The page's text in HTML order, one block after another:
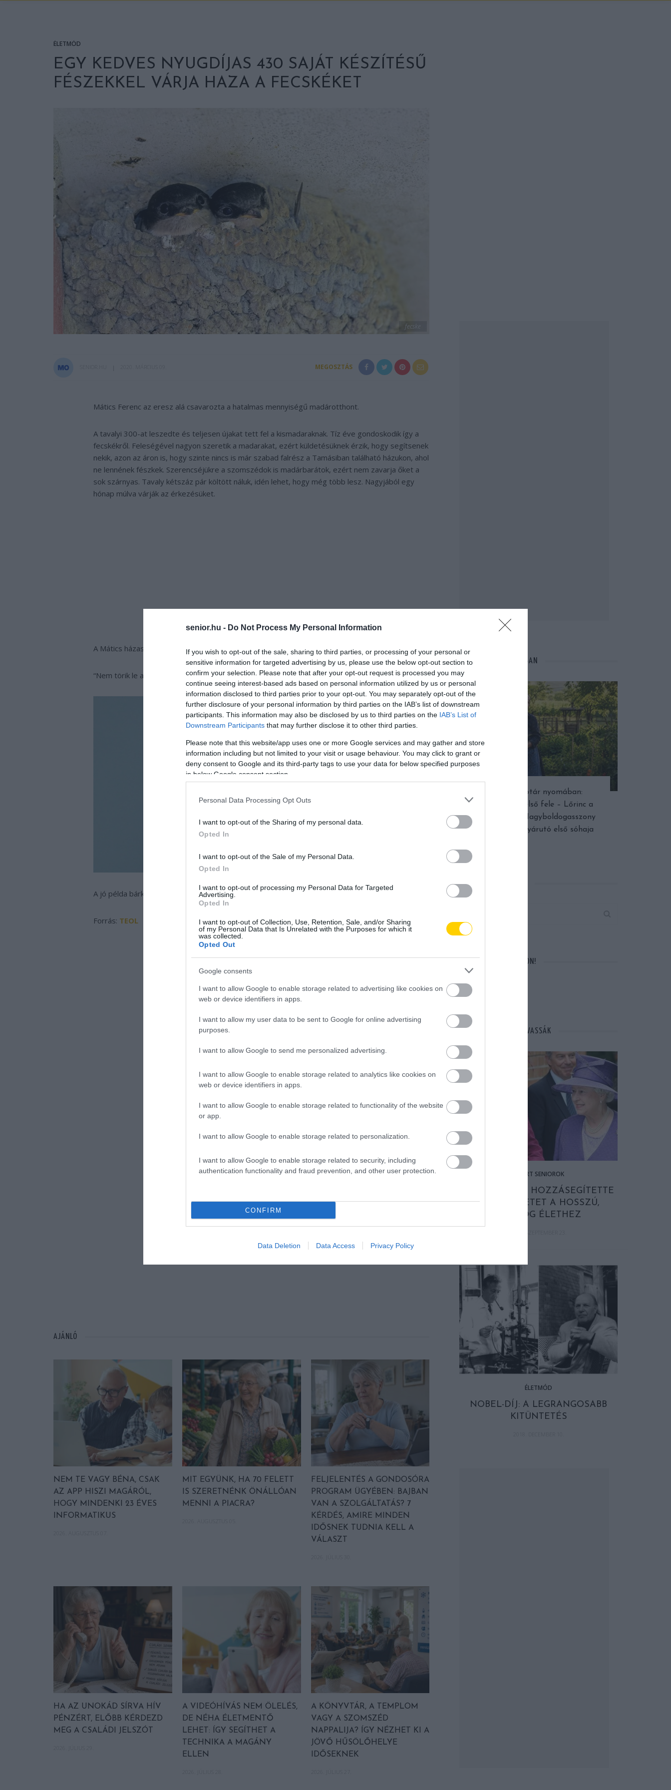
senior.hu - Do Not Process My Personal Information
If you wish to opt-out of the sale, sharing to third parties, or processing of your personal or
sensitive information for targeted advertising by us, please use the below opt-out section to
confirm your selection. Please note that after your opt-out request is processed you may
continue seeing interest-based ads based on personal information utilized by us or personal
information disclosed to third parties prior to your opt-out. You may separately opt-out of the
further disclosure of your personal information by third parties on the IAB’s list of downstream
participants. This information may also be disclosed by us to third parties on the IAB’s List of
Downstream Participants that may further disclose it to other third parties.
Please note that this website/app uses one or more Google services and may gather and store
information including but not limited to your visit or usage behaviour. You may click to grant or
deny consent to Google and its third-party tags to use your data for below specified purposes
in below Google consent section.
Personal Data Processing Opt Outs
I want to opt-out of the Sharing of my personal data.
Opted In
I want to opt-out of the Sale of my Personal Data.
Opted In
I want to opt-out of processing my Personal Data for Targeted
Advertising.
Opted In
I want to opt-out of Collection, Use, Retention, Sale, and/or Sharing
of my Personal Data that Is Unrelated with the Purposes for which it
was collected.
Opted Out
Google consents
I want to allow Google to enable storage related to advertising like cookies on
web or device identifiers in apps.
I want to allow my user data to be sent to Google for online advertising
purposes.
I want to allow Google to send me personalized advertising.
I want to allow Google to enable storage related to analytics like cookies on
web or device identifiers in apps.
I want to allow Google to enable storage related to functionality of the website
or app.
I want to allow Google to enable storage related to personalization.
I want to allow Google to enable storage related to security, including
authentication functionality and fraud prevention, and other user protection.
CONFIRM
Data Deletion Data Access Privacy Policy
ÉLETMÓD
EGY KEDVES NYUGDÍJAS 430 SAJÁT KÉSZÍTÉSŰ
FÉSZEKKEL VÁRJA HAZA A FECSKÉKET
fecske
MEGOSZTÁS
Mátics Ferenc az eresz alá csavarozta a hatalmas mennyiségű madárotthont.
A tavalyi 300-at leszedte és teljesen újakat tett fel a kismadaraknak. Tíz éve gondoskodik így a
fecskékről. Feleségével nagyon szeretik a madarakat, ezért küldetésüknek érzik, hogy segítsenek
nekik, azon az áron is, hogy szinte nincs is már szabad falrész a Tamásiban található házukon, ahol
ne lennének fészkek. Szerencséjükre a szomszédok is madárbarátok, ezért nem zavarja őket a
sok szárnyas. Tavaly kétszáz pár költött náluk, idén lehet, hogy még több lesz. Nagyjából egy
hónap múlva várják az érkezésüket.
A Mátics házaspárnak biztos, hogy nem kell majd aggódnia a szúnyogok miatt!
“Nem törik le az ember keze a jó cselekedettől” – ahogy a férfi mondja.
A jó példa bárki számára követhető!
Forrás: TEOL
AJÁNLÓ
NEM TE VAGY BÉNA, CSAK
AZ APP HISZI MAGÁRÓL,
HOGY MINDENKI 23 ÉVES
INFORMATIKUS
MIT EGYÜNK, HA 70 FELETT
IS SZERETNÉNK ÖNÁLLÓAN
MENNI A PIACRA?
FELJELENTÉS A GONDOSÓRA
PROGRAM ÜGYÉBEN: BAJBAN
VAN A SZOLGÁLTATÁS? 7
KÉRDÉS, AMIRE MINDEN
IDŐSNEK TUDNIA KELL A
VÁLASZT
HA AZ UNOKÁD SÍRVA HÍV
PÉNZÉRT, ELŐBB KÉRDEZD
MEG A CSALÁDI JELSZÓT
A VIDEÓHÍVÁS NEM ÖLELÉS,
DE NÉHA ÉLETMENTŐ
LEHET: ÍGY SEGÍTHET A
TECHNIKA A MAGÁNY
ELLEN
A KÖNYVTÁR, A TEMPLOM
VAGY A SZOMSZÉD
NAPPALIJA? ÍGY NÉZHET KI A
JÖVŐ HŰSÖLŐHELYE
IDŐSEKNEK
NÉPI NAPTÁR NYOMÁBAN
Népi naptár nyomában:
Augusztus első fele – Lőrinc a
dinnyében, Nagyboldogasszony
fénye és a nyárutó első sóhaja
KERESÉS AZ OLDALON
VÁRUNK A FACEBOOKON!
MÁSOK ÉPPEN EZT OLVASSÁK
ISMERT SENIOROK
6 DOLOG, AMI HOZZÁSEGÍTETTE
II. ERZSÉBETET A HOSSZÚ,
BOLDOG ÉLETHEZ
ÉLETMÓD
NOBEL-DÍJ: A LEGRANGOSABB
KITÜNTETÉS